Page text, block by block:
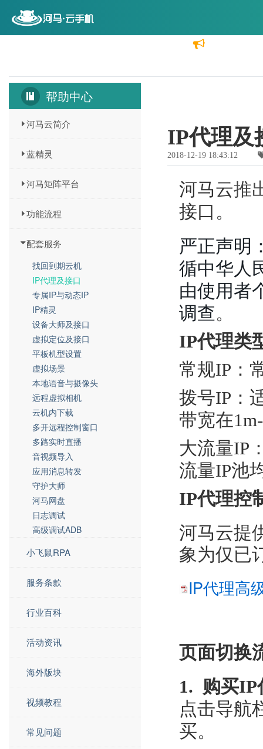
帮助中心
河马云简介
蓝精灵
河马矩阵平台
功能流程
配套服务
找回到期云机
IP代理及接口
专属IP与动态IP
IP精灵
设备大师及接口
虚拟定位及接口
平板机型设置
虚拟场景
本地语音与摄像头
远程虚拟相机
云机内下载
多开远程控制窗口
多路实时直播
音视频导入
应用消息转发
守护大师
河马网盘
日志调试
高级调试ADB
小飞鼠RPA
服务条款
行业百科
活动资讯
海外版块
视频教程
常见问题
IP代理及
2018-12-19 18:43:12
河马云推
接口 。
严正声明
循中华人
由使用者
调查。
IP代理类
常规IP：
拨号IP：
带宽在
大流量IP
流量IP池
IP代理控
河马云提
象为仅已
IP代理高
页面切换
1. 购买IP
点击导航
买。